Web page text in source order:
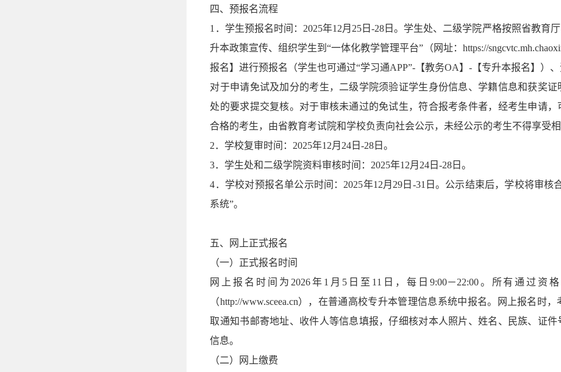
四、预报名流程
1．学生预报名时间：2025年12月25日-28日。学生处、二级学院严格按照省教育
升本政策宣传、组织学生到“一体化教学管理平台”（网址：https://
报名】进行预报名（学生也可通过“学习通APP”-【教务OA】-【专升本报名】）
对于申请免试及加分的考生，二级学院须验证学生身份信息、学籍信息和获奖
处的要求提交复核。对于审核未通过的免试生，符合报考条件者，经考生申请
合格的考生，由省教育考试院和学校负责向社会公示，未经公示的考生不得享受相
2．学校复审时间：2025年12月24日-28日。
3．学生处和二级学院资料审核时间：2025年12月24日-28日。
4．学校对预报名单公示时间：2025年12月29日-31日。公示结束后，学校将审
系统”。
五、网上正式报名
（一）正式报名时间
网上报名时间为2026年1月5日至11日，每日9:00－22:00。所有通过资
（http://www.sceea.cn），在普通高校专升本管理信息系统中报名。网上报名时
取通知书邮寄地址、收件人等信息填报，仔细核对本人照片、姓名、民族、证
信息。
（二）网上缴费